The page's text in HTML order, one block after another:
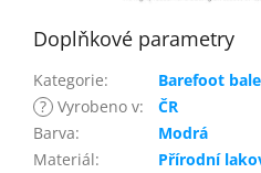
Doplňkové parametry
Kategorie:
Barefoot
? Vyrobeno v:
ČR
Barva:
Modrá
Materiál:
Přírodní